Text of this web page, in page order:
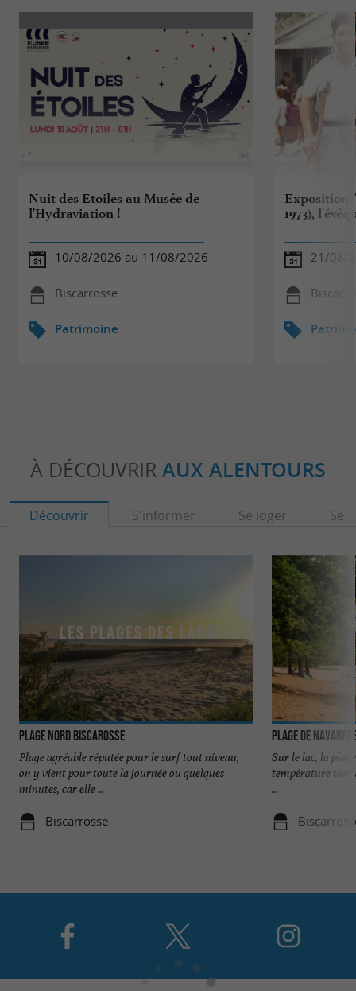
Nuit des Etoiles au Musée de
l'Hydraviation !
10/08/2026 au 11/08/2026
Biscarrosse
Patrimoine
Exposition
1973),
21/08/
À DÉCOUVRIR AUX ALENTOURS
Découvrir S'informer Se loger Se
Plage Nord Biscarosse
Plage agréable réputée pour le surf tout niveau,
on y vient pour toute la journée ou quelques
minutes, car elle ...
Biscarrosse
Plage de
Sur le lac, la
température tout
...